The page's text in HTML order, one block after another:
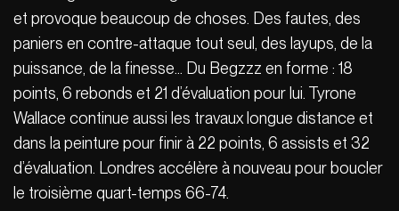
et provoque beaucoup de choses. Des fautes, des
paniers en contre-attaque tout seul, des layups, de la
puissance, de la finesse… Du Begzzz en forme : 18
points, 6 rebonds et 21 d’évaluation pour lui. Tyrone
Wallace continue aussi les travaux longue distance et
dans la peinture pour finir à 22 points, 6 assists et 32
d’évaluation. Londres accélère à nouveau pour boucler
le troisième quart-temps 66-74.